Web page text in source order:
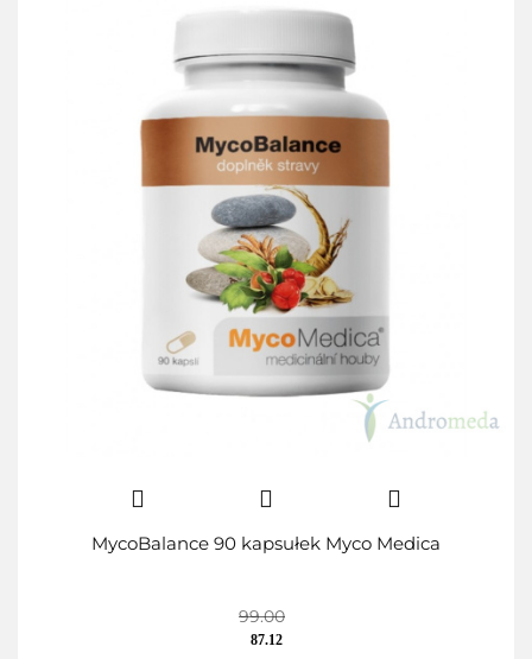
MycoBalance 90 kapsułek Myco Medica
99.00
87.12